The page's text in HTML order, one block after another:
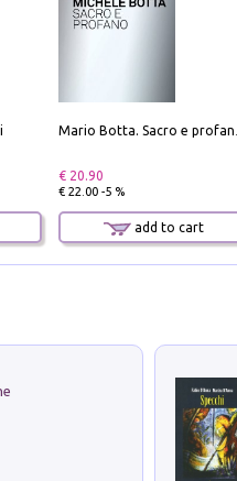
€ 20.90
€ 22.00 -5 %
add to cart